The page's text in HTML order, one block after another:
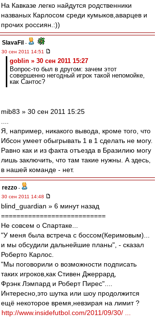
На Кавказе легко найдутся родственники
названых Карлосом среди кумыков,аварцев и
прочих россиян.:))
SlavaFil -
30 сен 2011 14:51
goblin » 30 сен 2011 15:27
Вопрос-то был в другом: зачем этот
совершенно негодный игрок такой непомойке,
как Сантос?
mib83 » 30 сен 2011 15:25
Я, например, никакого вывода, кроме того, что
Ибсон умеет обыгрывать 1 в 1 сделать не могу.
Равно как и из факта отъезда в Бразилию могу
лишь заключить, что там такие нужны. А здесь,
в нашей команде - нет.
rezzo -
30 сен 2011 14:48
blind_guardian » 6 минут назад
===========================
Не совсем о Спартаке...
"У меня была встреча с боссом(Керимовым)...
и мы обсудили дальнейшие планы", - сказал
Роберто Карлос.
"Мы поговорили о возможности подписать
таких игроков,как Стивен Джеррард,
Фрэнк Лэмпард и Роберт Пирес"....
Интересно,это шутка или шоу продолжится
ещё некоторое время,невзирая на лимит ?
http://www.insidefutbol.com/2011/09/30/ ...